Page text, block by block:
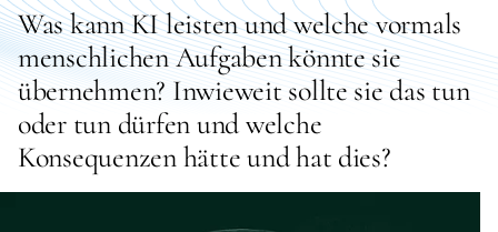
Was kann KI leisten und welche vormals
menschlichen Aufgaben könnte sie
übernehmen? Inwieweit sollte sie das tun
oder tun dürfen und welche
Konsequenzen hätte und hat dies?